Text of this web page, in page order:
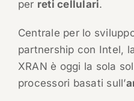
per reti cellulari.
Centrale per lo
partnership con Intel,
XRAN è oggi la sola
processori basati sull’